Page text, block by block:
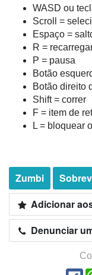
WASD ou
Scroll =
Espaço =
R =
P = pausa
Botão
Botão direito
Shift = correr
F = item de
L = bloquear
Zumbi
Adicionar
Denunciar